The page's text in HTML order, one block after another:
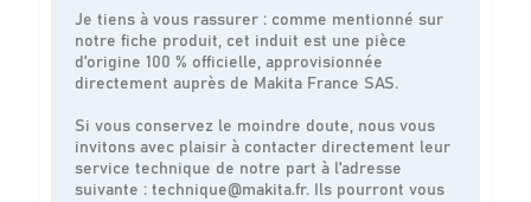
Je tiens à vous rassurer : comme mentionné sur
notre fiche produit, cet induit est une pièce
d'origine 100 % officielle, approvisionnée
directement auprès de Makita France SAS.
Si vous conservez le moindre doute, nous vous
invitons avec plaisir à contacter directement leur
service technique de notre part à l'adresse
suivante : technique@makita.fr. Ils pourront vous